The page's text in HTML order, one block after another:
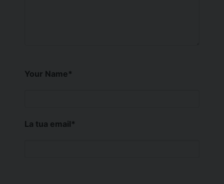
Your Name*
La tua email*